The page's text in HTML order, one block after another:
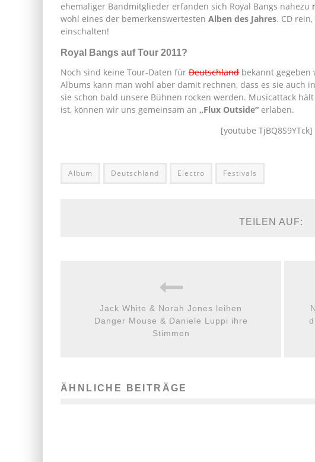
ehemaliger Bandmitglieder erfanden sich Royal Bangs nahezu
wohl eines der bemerkenswertesten Alben des Jahres. CD
einschalten!
Royal Bangs auf Tour 2011?
Noch sind keine Tour-Daten für Deutschland bekannt gegeben
Albums kann man wohl aber damit rechnen, dass es sie auch
sie schon bald unsere Bühnen rocken werden. Musicattack
ist, können wir uns gemeinsam an „Flux Outside“ erlaben.
[youtube TjBQ8S9YTck]
Album Deutschland Electro Festivals
TEILEN AUF:
Jack White & Norah Jones leihen
Danger Mouse & Daniele Luppi ihre
Stimmen
ÄHNLICHE BEITRÄGE